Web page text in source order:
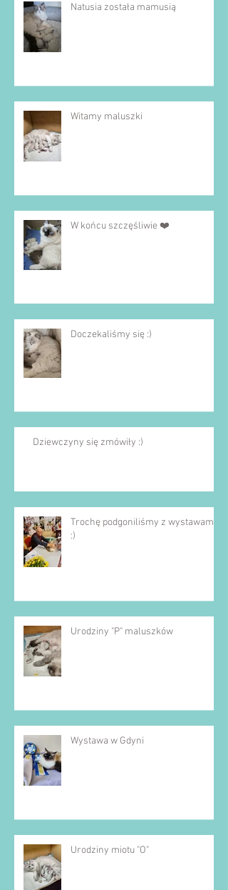
Natusia została mamusią
Witamy maluszki
W końcu szczęśliwie ❤️
Doczekaliśmy się :)
Dziewczyny się zmówiły :)
Trochę podgoniliśmy z wystawami
:)
Urodziny "P" maluszków
Wystawa w Gdyni
Urodziny miotu "O"